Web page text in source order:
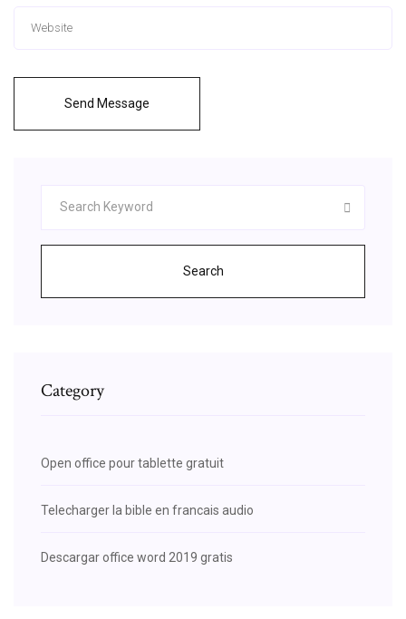
Send Message
Search
Category
Open office pour tablette gratuit
Telecharger la bible en francais audio
Descargar office word 2019 gratis